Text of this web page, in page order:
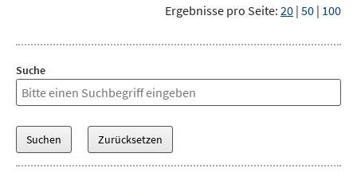
Ergebnisse pro Seite: 20 | 50 | 100
Suche